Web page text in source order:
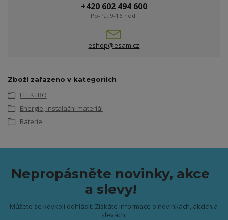
+420 602 494 600
Po-Pá, 9-16 hod.
eshop@esam.cz
Zboží zařazeno v kategoriích
ELEKTRO
Energie, instalační materiál
Baterie
Nepropásněte novinky, akce
a slevy!
Můžete se kdykoli odhlásit. Získáte informace o novinkách, akcích a
slevách.